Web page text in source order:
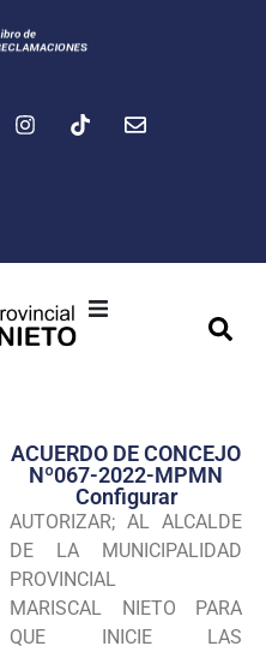
Transparencia
Seguridad
Programas
Intranet
ACUERDO DE CONCEJO
Nº067-2022-MPMN
Configurar
AUTORIZAR; AL ALCALDE
DE LA MUNICIPALIDAD
PROVINCIAL
MARISCAL NIETO PARA
QUE INICIE LAS